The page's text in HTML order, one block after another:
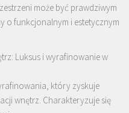
może być prawdziwym
o funkcjonalnym i estetycznym
Luksus i wyrafinowanie w
który zyskuje
wnętrz. Charakteryzuje się